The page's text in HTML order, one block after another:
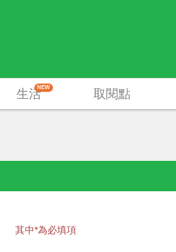
生活NEW 取閱點
其中*為必填項